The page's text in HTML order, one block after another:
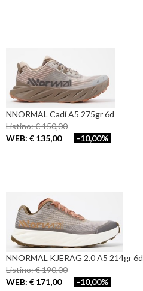
NNORMAL Cadí A5 275gr 6d
Listino: € 150,00
WEB: € 135,00
-10,00%
NNORMAL KJERAG 2.0 A5 214gr 6d
Listino: € 190,00
WEB: € 171,00
-10,00%